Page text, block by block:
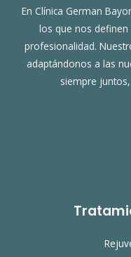
En Clínica German
los que nos
profesionalidad.
adaptándonos a las
siempre